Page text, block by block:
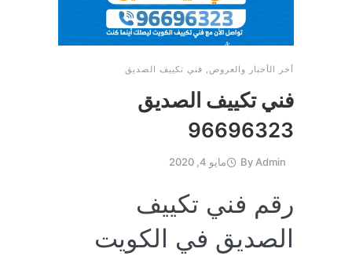
أخر الأخبار والعروض فني تكييف الصديق
فني تكييف الصديق
96696323
By Admin مايو 4, 2020
رقم فني تكييف
الصديق في الكويت